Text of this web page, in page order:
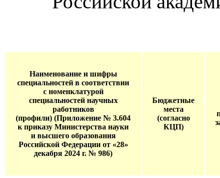
Наименование и шифры
специальностей в соответствии
с номенклатурой
специальностей научных
работников
(профили) (Приложение № 3.604
к приказу Министерства науки
и высшего образования
Российской Федерации от «28»
декабря 2024 г. № 986)
Бюджетные
места
(согласно
КЦП)